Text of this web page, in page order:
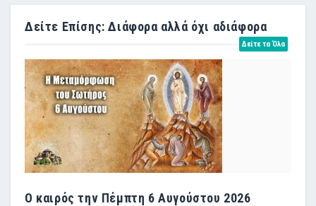
Δείτε Επίσης: Διάφορα αλλά όχι αδιάφορα
Δείτε τα Όλα
Ο καιρός την Πέμπτη 6 Αυγούστου 2026